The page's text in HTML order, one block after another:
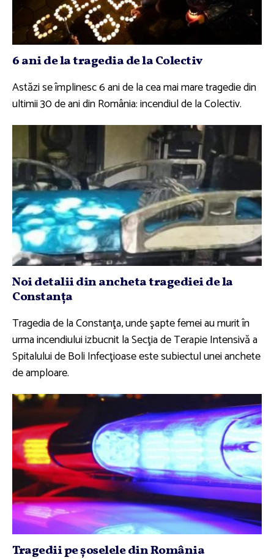
6 ani de la tragedia de la Colectiv
Astăzi se împlinesc 6 ani de la cea mai mare tragedie din
ultimii 30 de ani din România: incendiul de la Colectiv.
Noi detalii din ancheta tragediei de la
Constanţa
Tragedia de la Constanţa, unde şapte femei au murit în
urma incendiului izbucnit la Secţia de Terapie Intensivă a
Spitalului de Boli Infecţioase este subiectul unei anchete
de amploare.
Tragedii pe şoselele din România